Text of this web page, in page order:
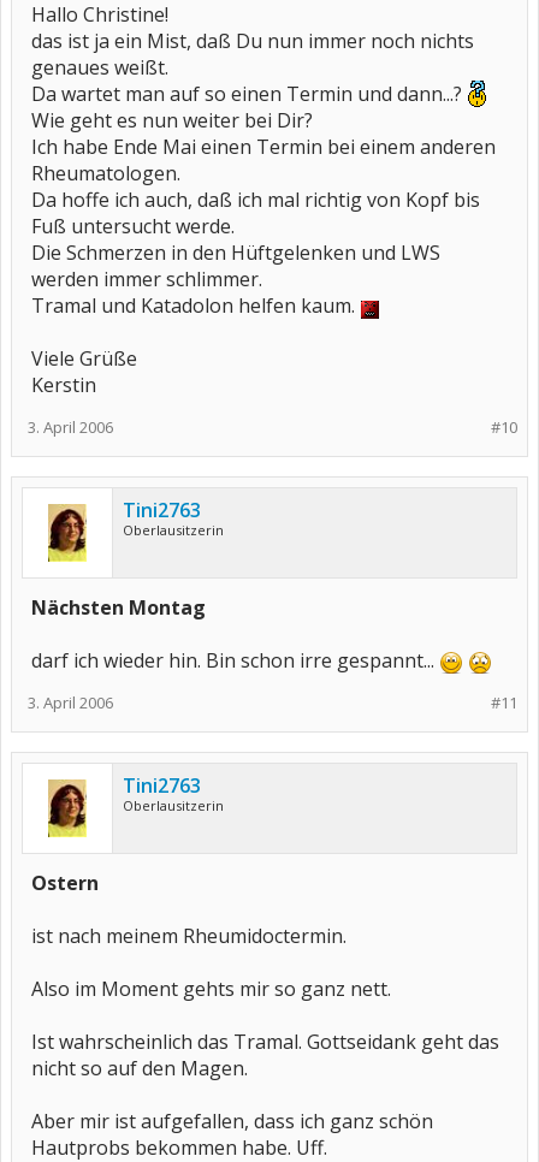
Hallo Christine!
das ist ja ein Mist, daß Du nun immer noch nichts
genaues weißt.
Da wartet man auf so einen Termin und dann...?
Wie geht es nun weiter bei Dir?
Ich habe Ende Mai einen Termin bei einem anderen
Rheumatologen.
Da hoffe ich auch, daß ich mal richtig von Kopf bis
Fuß untersucht werde.
Die Schmerzen in den Hüftgelenken und LWS
werden immer schlimmer.
Tramal und Katadolon helfen kaum.
Viele Grüße
Kerstin
#10
3. April 2006
Tini2763
Oberlausitzerin
Nächsten Montag
darf ich wieder hin. Bin schon irre gespannt...
#11
3. April 2006
Tini2763
Oberlausitzerin
Ostern
ist nach meinem Rheumidoctermin.
Also im Moment gehts mir so ganz nett.
Ist wahrscheinlich das Tramal. Gottseidank geht das
nicht so auf den Magen.
Aber mir ist aufgefallen, dass ich ganz schön
Hautprobs bekommen habe. Uff.